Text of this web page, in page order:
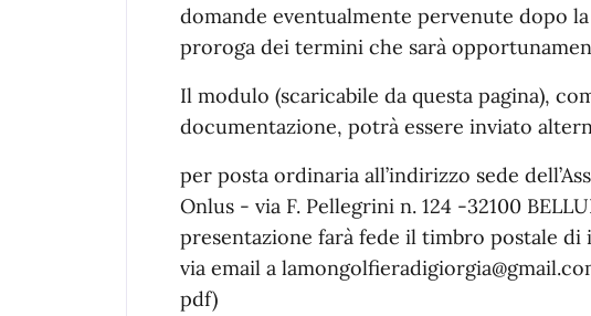
domande eventualmente pervenute dopo
proroga dei termini che sarà
Il modulo (scaricabile da questa pagina),
documentazione, potrà essere inviato
per posta ordinaria all’indirizzo sede
Onlus - via F. Pellegrini n. 124 -32100
presentazione farà fede il timbro postale di
via email a
pdf)